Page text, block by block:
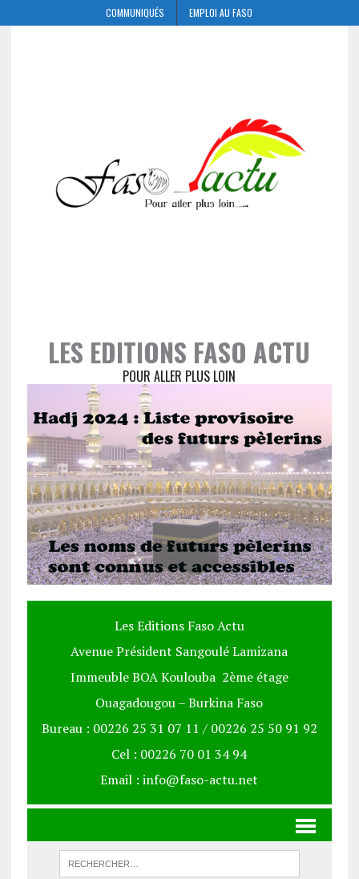
COMMUNIQUÉS EMPLOI AU FASO
LES EDITIONS FASO ACTU
POUR ALLER PLUS LOIN
Les Editions Faso Actu
Avenue Président Sangoulé Lamizana
Immeuble BOA Koulouba 2ème étage
Ouagadougou – Burkina Faso
Bureau : 00226 25 31 07 11 / 00226 25 50 91 92
Cel : 00226 70 01 34 94
Email : info@faso-actu.net